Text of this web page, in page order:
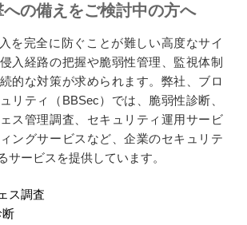
への備えをご検討中の方へ
を完全に防ぐことが難しい高度なサイ
入経路の把握や脆弱性管理、監視体制
的な対策が求められます。弊社、ブロ
リティ（BBSec）では、脆弱性診断、
ス管理調査、セキュリティ運用サービ
ングサービスなど、企業のセキュリテ
サービスを提供しています。
ス調査
断